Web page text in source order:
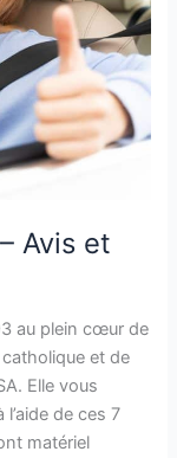
Avis et
au plein cœur de
catholique et de
Elle vous
de ces 7
matériel